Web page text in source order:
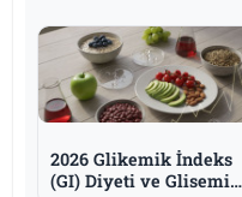
2026 Glikemik İndeks
(GI) Diyeti ve Glisemik